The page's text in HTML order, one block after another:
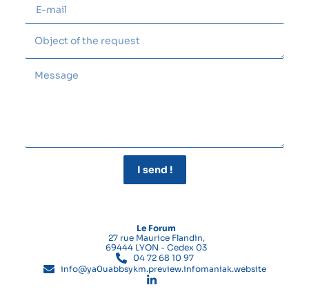
I send !
Le Forum
27 rue Maurice Flandin,
69444 LYON - Cedex 03
04 72 68 10 97
info@ya0uabbsykm.preview.infomaniak.website